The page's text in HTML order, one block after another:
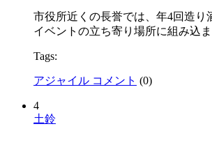
市役所近くの長誉では、年4回造
イベントの立ち寄り場所に組み込
Tags:
アジャイル コメント (0)
4
土鈴